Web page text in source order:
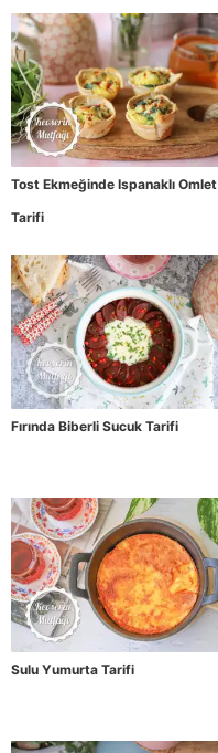
Tost Ekmeğinde Ispanaklı Omlet
Tarifi
Fırında Biberli Sucuk Tarifi
Sulu Yumurta Tarifi